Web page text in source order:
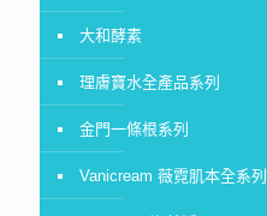
大和酵素
理膚寶水全產品系列
金門一條根系列
Vanicream 薇霓肌本全系